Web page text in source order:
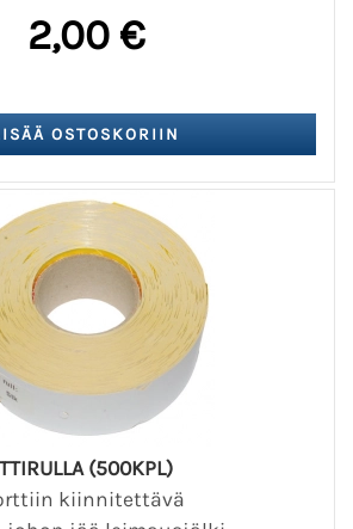
2,00 €
(500KPL)
kiinnitettävä